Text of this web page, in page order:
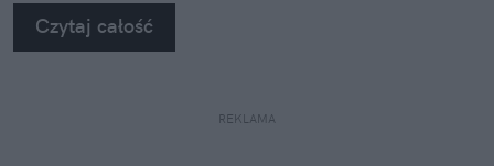
Czytaj całość
REKLAMA